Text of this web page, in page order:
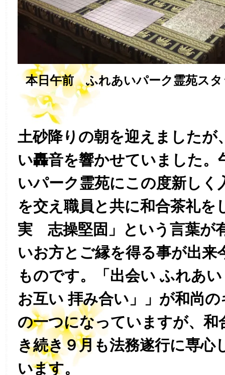
本日午前 ふれあいパーク霊苑スタ
土砂降りの朝を迎えましたが
い轟音を響かせていました。
いパーク霊苑にこの度新しく
を交え職員と共に和合茶礼を
実 志操堅固」という言葉が
いお方とご縁を得る事が出来
ものです。「出会い ふれあ
お互い 拝み合い」」が和尚
の一つになっていますが、和
き続き９月も法務遂行に専心
います。